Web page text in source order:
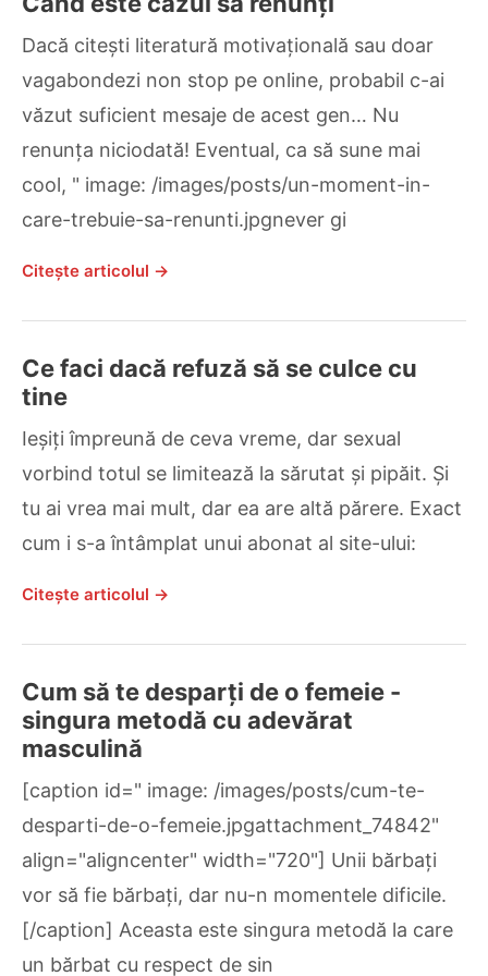
Dacă citești literatură motivațională sau doar
vagabondezi non stop pe online, probabil c-ai
văzut suficient mesaje de acest gen… Nu
renunța niciodată! Eventual, ca să sune mai
cool, " image: /images/posts/un-moment-in-
care-trebuie-sa-renunti.jpgnever gi
Citește articolul →
Ce faci dacă refuză să se culce cu
tine
Ieșiți împreună de ceva vreme, dar sexual
vorbind totul se limitează la sărutat și pipăit. Și
tu ai vrea mai mult, dar ea are altă părere. Exact
cum i s-a întâmplat unui abonat al site-ului:
Citește articolul →
Cum să te desparți de o femeie -
singura metodă cu adevărat
masculină
[caption id=" image: /images/posts/cum-te-
desparti-de-o-femeie.jpgattachment_74842"
align="aligncenter" width="720"] Unii bărbați
vor să fie bărbați, dar nu-n momentele dificile.
[/caption] Aceasta este singura metodă la care
un bărbat cu respect de sin